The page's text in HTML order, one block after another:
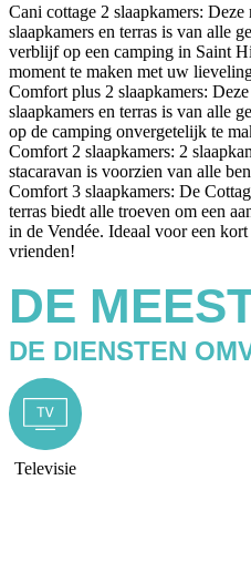
Cani cottage 2 slaapkamers:
slaapkamers en terras is van alle
verblijf op een camping in Saint
moment te maken met uw
Comfort plus 2 slaapkamers:
slaapkamers en terras is van alle
op de camping onvergetelijk te
Comfort 2 slaapkamers: 2
stacaravan is voorzien van alle
Comfort 3 slaapkamers: De
terras biedt alle troeven om een
in de Vendée. Ideaal voor een
vrienden!
DE
DE DIENSTEN
Televisie